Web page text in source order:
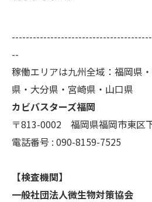
--
稼働エリアは九州全域：福岡県
県・大分県・宮崎県・山口県
カビバスターズ福岡
〒813-0002 福岡県福岡市東区
電話番号 : 090-8159-7525
【検査機関】
一般社団法人微生物対策協会